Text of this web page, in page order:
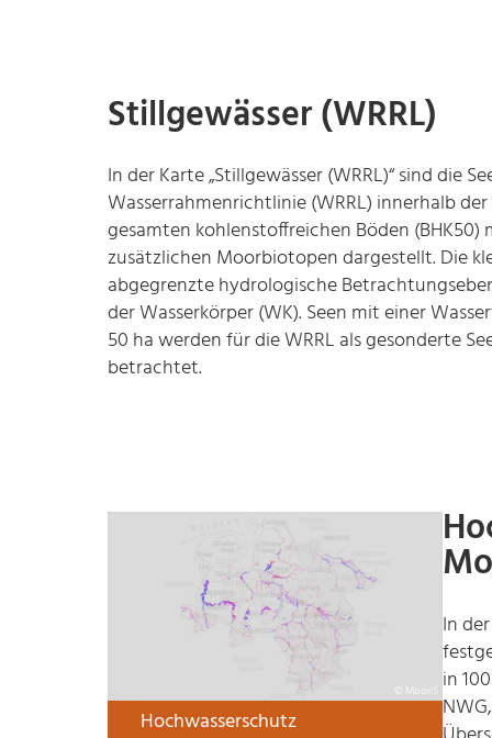
Stillgewässer (WRRL)
In der Karte „Stillgewässer (WRRL)“ sind die
Wasserrahmenrichtlinie (WRRL) innerhalb
gesamten kohlenstoffreichen Böden (BHK50)
zusätzlichen Moorbiotopen dargestellt. Die
abgegrenzte hydrologische
der Wasserkörper (WK). Seen mit einer
50 ha werden für die WRRL als gesonderte
betrachtet.
© MoorIS
Hochwasserschutz
In
in